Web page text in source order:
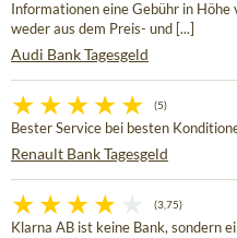
Informationen eine Gebühr in
weder aus dem Preis- und [...]
Audi Bank Tagesgeld
(5)
Bester Service bei besten
Renault Bank Tagesgeld
(3,75)
Klarna AB ist keine Bank, sondern